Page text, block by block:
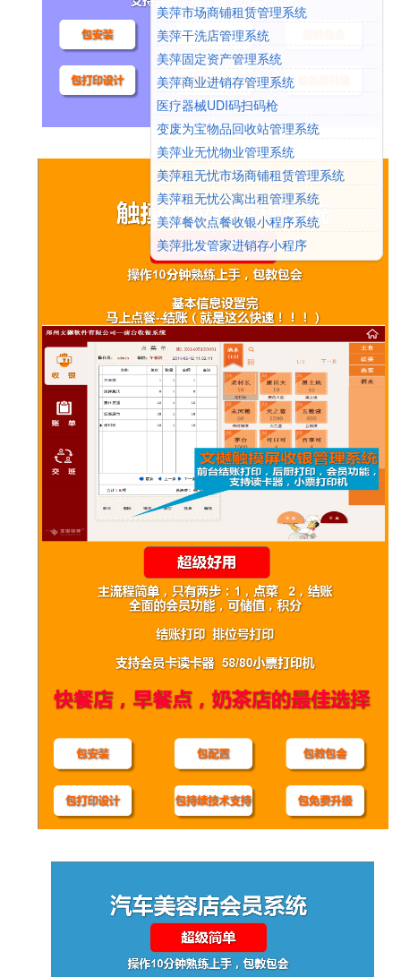
美萍市场商铺租赁管理系统
美萍干洗店管理系统
美萍固定资产管理系统
美萍商业进销存管理系统
医疗器械UDI码扫码枪
变废为宝物品回收站管理系统
美萍业无忧物业管理系统
美萍租无忧市场商铺租赁管理系统
美萍租无忧公寓出租管理系统
美萍餐饮点餐收银小程序系统
美萍批发管家进销存小程序